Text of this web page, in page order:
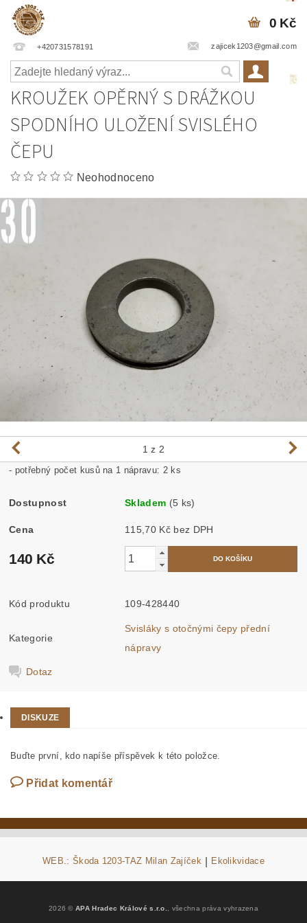
+420731578191 zajicek1203@gmail.com
0 Kč
KROUŽEK OPĚRNÝ S DRÁŽKOU
SPODNÍHO ULOŽENÍ SVISLÉHO
ČEPU
Neohodnoceno
1 z 2
- potřebný počet kusů na 1 nápravu: 2 ks
Dostupnost Skladem (5 ks)
Cena 115,70 Kč bez DPH
140 Kč
Kód produktu 109-428440
Kategorie
Svisláky s otočnými čepy přední
nápravy
Dotaz
DISKUZE
Buďte první, kdo napíše příspěvek k této položce.
Přidat komentář
WEB.: Škoda 1203-TAZ Milan Zajíček Ekolikvidace
2026 ©APA Hradec Králové s.r.o. , všechna práva vyhrazena